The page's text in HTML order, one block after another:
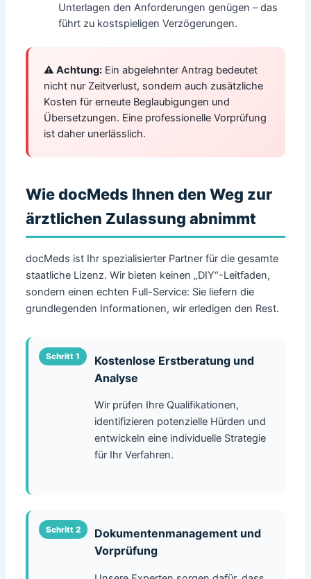
Unterlagen den Anforderungen genügen – das
führt zu kostspieligen Verzögerungen.
⚠️ Achtung: Ein abgelehnter Antrag bedeutet
nicht nur Zeitverlust, sondern auch zusätzliche
Kosten für erneute Beglaubigungen und
Übersetzungen. Eine professionelle Vorprüfung
ist daher unerlässlich.
Wie docMeds Ihnen den Weg zur
ärztlichen Zulassung abnimmt
docMeds ist Ihr spezialisierter Partner für die gesamte
staatliche Lizenz. Wir bieten keinen „DIY“-Leitfaden,
sondern einen echten Full-Service: Sie liefern die
grundlegenden Informationen, wir erledigen den Rest.
Kostenlose Erstberatung und
Analyse
Wir prüfen Ihre Qualifikationen,
identifizieren potenzielle Hürden und
entwickeln eine individuelle Strategie
für Ihr Verfahren.
Dokumentenmanagement und
Vorprüfung